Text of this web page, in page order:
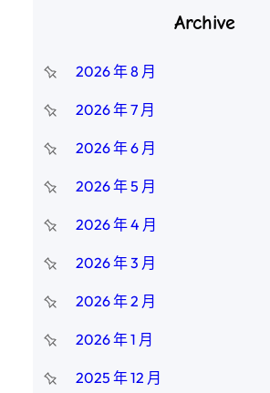
Archive
2026 年 8 月
2026 年 7 月
2026 年 6 月
2026 年 5 月
2026 年 4 月
2026 年 3 月
2026 年 2 月
2026 年 1 月
2025 年 12 月